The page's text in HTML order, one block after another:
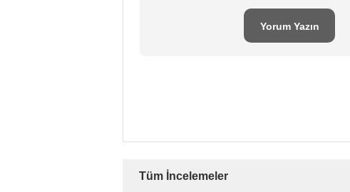
Yorum Yazın
Tüm İncelemeler